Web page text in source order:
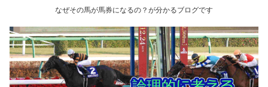
なぜその馬が馬券になるの？が分かるブログです